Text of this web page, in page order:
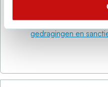
Bekijk het overzicht
gedragingen en